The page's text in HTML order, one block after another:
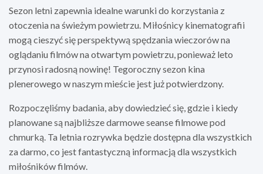
Sezon letni zapewnia idealne warunki do korzystania z
otoczenia na świeżym powietrzu. Miłośnicy kinematografii
mogą cieszyć się perspektywą spędzania wieczorów na
oglądaniu filmów na otwartym powietrzu, ponieważ leto
przynosi radosną nowinę! Tegoroczny sezon kina
plenerowego w naszym mieście jest już potwierdzony.
Rozpoczęliśmy badania, aby dowiedzieć się, gdzie i kiedy
planowane są najbliższe darmowe seanse filmowe pod
chmurką. Ta letnia rozrywka będzie dostępna dla wszystkich
za darmo, co jest fantastyczną informacją dla wszystkich
miłośników filmów.